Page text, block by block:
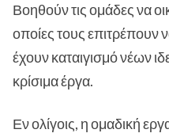
Βοηθούν τις ομάδες να
οποίες τους επιτρέπουν
έχουν καταιγισμό νέων
κρίσιμα έργα.
Εν ολίγοις, η ομαδική